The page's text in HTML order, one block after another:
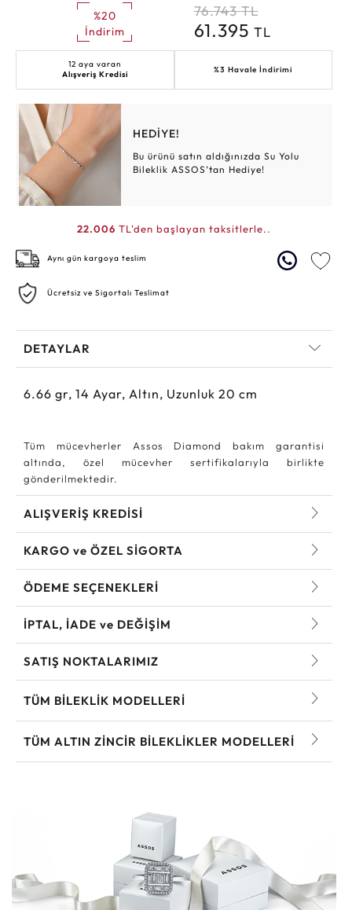
%20
İndirim
76.743 TL
61.395 TL
12 aya varan
Alışveriş Kredisi
%3 Havale İndirimi
HEDİYE!
Bu ürünü satın aldığınızda Su Yolu
Bileklik ASSOS’tan Hediye!
22.006 TL'den başlayan taksitlerle..
Aynı gün kargoya teslim
Ücretsiz ve Sigortalı Teslimat
DETAYLAR
6.66 gr, 14 Ayar, Altın, Uzunluk 20 cm
Tüm mücevherler Assos Diamond bakım garantisi
altında, özel mücevher sertifikalarıyla birlikte
gönderilmektedir.
ALIŞVERİŞ KREDİSİ
KARGO ve ÖZEL SİGORTA
ÖDEME SEÇENEKLERİ
İPTAL, İADE ve DEĞİŞİM
SATIŞ NOKTALARIMIZ
TÜM BILEKLIK MODELLERI
TÜM ALTIN ZINCIR BILEKLIKLER MODELLERI